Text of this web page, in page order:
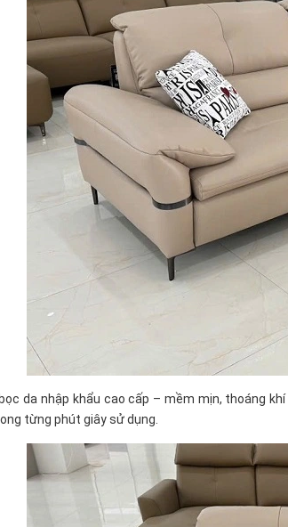
da nhập khẩu cao cấp – mềm mịn, thoáng
từng phút giây sử dụng.